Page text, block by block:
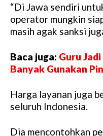
“Di Jawa sendiri
operator mungkin
masih agak sanksi
Baca juga: Guru
Banyak Gunakan
Harga layanan juga
seluruh Indonesia.
Dia mencontohkan